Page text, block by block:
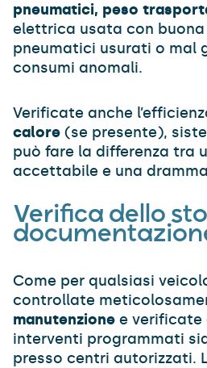
pneumatici, peso
elettrica usata con
pneumatici usurati o mal
consumi anomali.
Verificate anche
calore (se presente),
può fare la differenza tra
accettabile e una
Verifica dello
Come per qualsiasi
controllate
manutenzione e
interventi programmati
presso centri autorizzati.